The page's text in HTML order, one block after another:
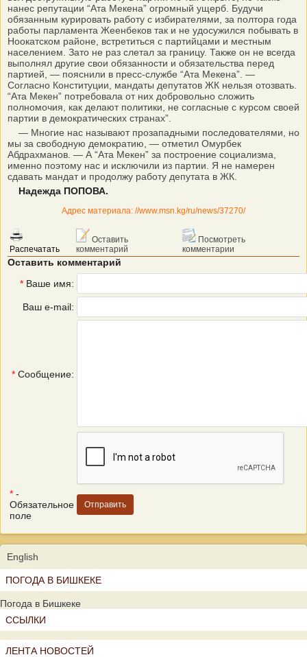
нанес репутации “Ата Мекена” огромный ущерб. Будучи
обязанным курировать работу с избирателями, за полтора года
работы парламента Жеенбеков так и не удосужился побывать в
Ноокатском районе, встретиться с партийцами и местным
населением. Зато не раз слетал за границу. Также он не всегда
выполнял другие свои обязанности и обязательства перед
партией, — пояснили в пресс-службе “Ата Мекена”. —
Согласно Конституции, мандаты депутатов ЖК нельзя отозвать.
“Ата Мекен” потребовала от них добровольно сложить
полномочия, как делают политики, не согласные с курсом своей
партии в демократических странах”.
— Многие нас называют прозападными последователями, но
мы за свободную демократию, — отметил Омурбек
Абдрахманов. — А “Ата Мекен” за построение социализма,
именно поэтому нас и исключили из партии. Я не намерен
сдавать мандат и продолжу работу депутата в ЖК.
Надежда ПОПОВА.
Адрес материала: //www.msn.kg/ru/news/37270/
Распечатать
Оставить
комментарий
Посмотреть
комментарии
Оставить комментарий
* Ваше имя:
Ваш e-mail:
* Сообщение:
* -
Обязательное
поле
English
ПОГОДА В БИШКЕКЕ
Погода в Бишкеке
ССЫЛКИ
ЛЕНТА НОВОСТЕЙ